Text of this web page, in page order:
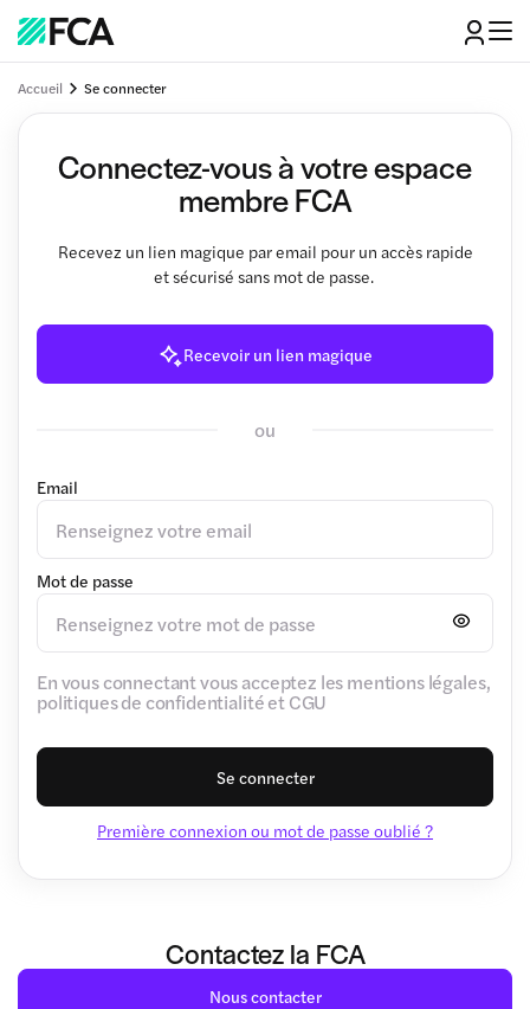
Accueil Se connecter
Connectez-vous à votre espace
membre FCA
Recevez un lien magique par email pour un accès rapide
et sécurisé sans mot de passe.
Recevoir un lien magique
ou
Email
Mot de passe
En vous connectant vous acceptez les mentions légales,
politiques de confidentialité et CGU
Se connecter
Première connexion ou mot de passe oublié ?
Contactez la FCA
Nous contacter